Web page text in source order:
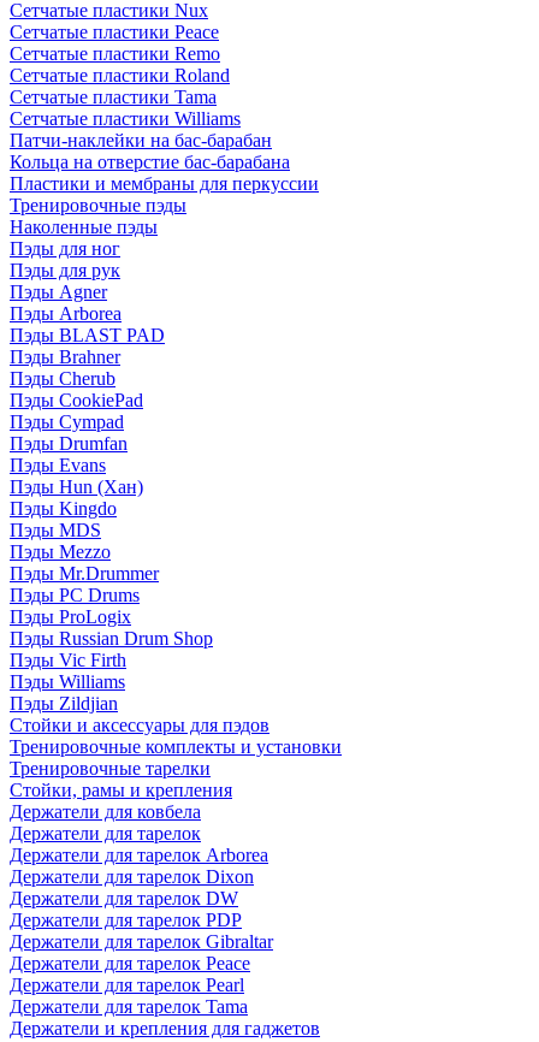
Сетчатые пластики Nux
Сетчатые пластики Peace
Сетчатые пластики Remo
Сетчатые пластики Roland
Сетчатые пластики Tama
Сетчатые пластики Williams
Патчи-наклейки на бас-барабан
Кольца на отверстие бас-барабана
Пластики и мембраны для перкуссии
Тренировочные пэды
Наколенные пэды
Пэды для ног
Пэды для рук
Пэды Agner
Пэды Arborea
Пэды BLAST PAD
Пэды Brahner
Пэды Cherub
Пэды CookiePad
Пэды Cympad
Пэды Drumfan
Пэды Evans
Пэды Hun (Хан)
Пэды Kingdo
Пэды MDS
Пэды Mezzo
Пэды Mr.Drummer
Пэды PC Drums
Пэды ProLogix
Пэды Russian Drum Shop
Пэды Vic Firth
Пэды Williams
Пэды Zildjian
Стойки и аксессуары для пэдов
Тренировочные комплекты и установки
Тренировочные тарелки
Стойки, рамы и крепления
Держатели для ковбела
Держатели для тарелок
Держатели для тарелок Arborea
Держатели для тарелок Dixon
Держатели для тарелок DW
Держатели для тарелок PDP
Держатели для тарелок Gibraltar
Держатели для тарелок Peace
Держатели для тарелок Pearl
Держатели для тарелок Tama
Держатели и крепления для гаджетов